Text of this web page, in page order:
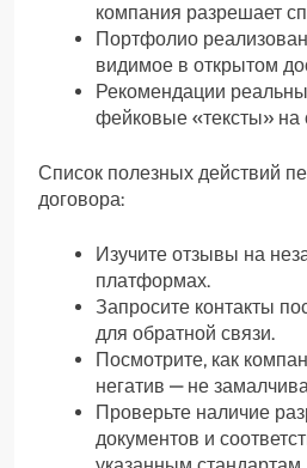
компания разрешает
Портфолио
видимое в открытом
Рекомендации
фейковые «тексты» на
Список полезных действий
договора:
Изучите отзывы на
платформах.
Запросите контакты
для обратной связи.
Посмотрите, как
негатив — не
Проверьте наличие
документов и